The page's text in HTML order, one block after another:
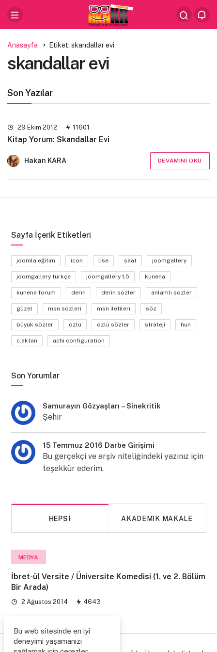
Anasayfa Etiket: skandallar evi
skandallar evi
Son Yazılar
29 Ekim 2012 11601
Kitap Yorum: Skandallar Evi
Hakan KARA DEVAMINI OKU
Sayfa İçerik Etiketleri
joomla eğitim icon lise saat joomgallery
joomgallery türkçe joomgallery 1.5 kunena
kunena forum derin derin sözler anlamlı sözler
güzel msn sözleri msn iletileri söz
büyük sözler özlü özlü sözler strateji hun
c.aktan achi configuration
Son Yorumlar
Samurayın Gözyaşları – Sinekritik
Şehir
15 Temmuz 2016 Darbe Girişimi
Bu gerçekçi ve arşiv niteliğindeki yazınız için
teşekkür ederim.
HEPSI AKADEMIK MAKALE
MEDYA
İbret-ül Versite / Üniversite Komedisi (1. ve 2. Bölüm
Bir Arada)
2 Ağustos 2014 4643
Bu web sitesinde en iyi
deneyimi yaşamanızı